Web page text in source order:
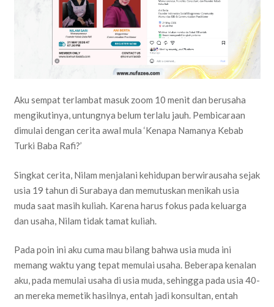
Aku sempat terlambat masuk zoom 10 menit dan berusaha
mengikutinya, untungnya belum terlalu jauh. Pembicaraan
dimulai dengan cerita awal mula ‘Kenapa Namanya Kebab
Turki Baba Rafi?’
Singkat cerita, Nilam menjalani kehidupan berwirausaha sejak
usia 19 tahun di Surabaya dan memutuskan menikah usia
muda saat masih kuliah. Karena harus fokus pada keluarga
dan usaha, Nilam tidak tamat kuliah.
Pada poin ini aku cuma mau bilang bahwa usia muda ini
memang waktu yang tepat memulai usaha. Beberapa kenalan
aku, pada memulai usaha di usia muda, sehingga pada usia 40-
an mereka memetik hasilnya, entah jadi konsultan, entah